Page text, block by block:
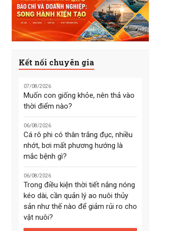
Kết nối chuyên gia
07/08/2026
Muốn con giống khỏe, nên thả vào
thời điểm nào?
06/08/2026
Cá rô phi có thân trắng đục, nhiều
nhớt, bơi mất phương hướng là
mắc bệnh gì?
06/08/2026
Trong điều kiện thời tiết nắng nóng
kéo dài, cần quản lý ao nuôi thủy
sản như thế nào để giảm rủi ro cho
vật nuôi?